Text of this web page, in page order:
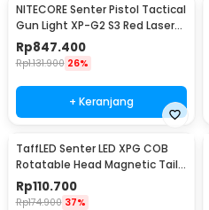
NITECORE Senter Pistol Tactical
Gun Light XP-G2 S3 Red Laser
300Lumens - NPL10
Rp847.400
Rp1.131.900 26%
+ Keranjang
TaffLED Senter LED XPG COB
Rotatable Head Magnetic Tail
10000 Lumens - 3189A
Rp110.700
Rp174.900 37%